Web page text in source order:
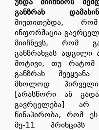
განზრახ
მიუთითებდა,
ინფორმაცია
მიიჩნევს, რომ
განზრახვას ადგილი
მოტივი, თუ რატომ
განზრახ
მხოლოდ
[არასწორი ან
გავრცელება] არ
წინაპირობა, რომ ეს
მე-11 პრინციპს